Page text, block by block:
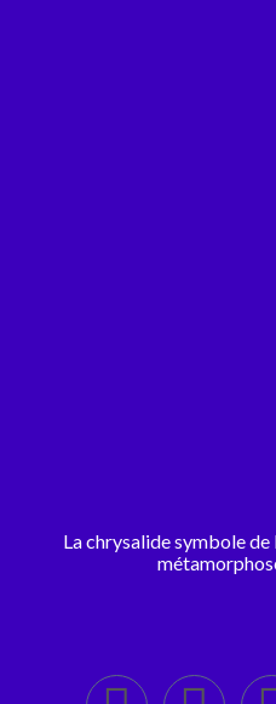
La chrysalide symbole